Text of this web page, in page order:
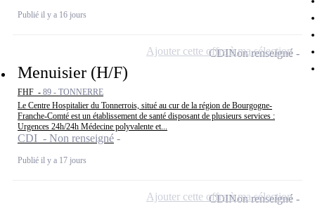
Publié il y a 16 jours
Menuisier (H/F)
FHF - 89 - TONNERRE
Le Centre Hospitalier du Tonnerrois, situé au cur de la région de Bourgogne-
Franche-Comté est un établissement de santé disposant de plusieurs services :
Urgences 24h/24h Médecine polyvalente et...
CDI - Non renseigné
Publié il y a 17 jours
CDINon renseigné
Ajouter cette offre à ma sélection
CDINon renseigné
Ajouter cette offre à ma sélection